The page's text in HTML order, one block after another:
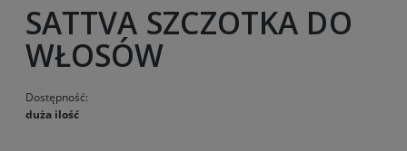
SATTVA SZCZOTKA DO
WŁOSÓW
Dostępność:
duża ilość